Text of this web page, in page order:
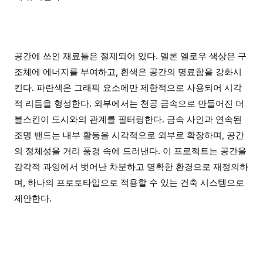
공간에 쓰인 재료들은 절제되어 있다. 멜론 옐로우 색상은 구
조체에 에너지를 부여하고, 흰색은 공간의 명료함을 강화시
킨다. 파란색은 그래픽 요소에만 제한적으로 사용되어 시각
적 리듬을 형성한다. 외부에서는 천공 금속으로 만들어진 더
블스킨이 도시와의 관계를 필터링한다. 금속 사인과 연속된
조명 밴드는 내부 활동을 시각적으로 외부로 확장하며, 공간
의 정체성을 거리 풍경 속에 드러낸다. 이 프로젝트는 공간을
감각적 과잉에서 벗어난 차분하고 명확한 환경으로 재정의하
며, 하나의 프로토타입으로 적용할 수 있는 건축 시스템으로
제안한다.